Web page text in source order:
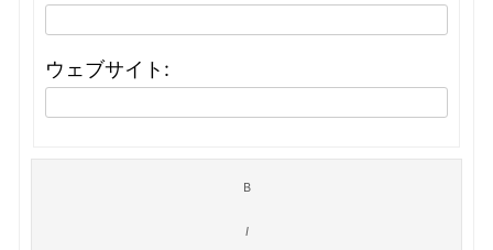
ウェブサイト: